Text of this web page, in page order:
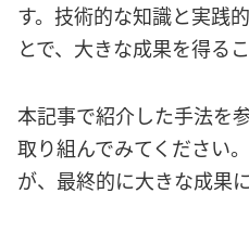
す。技術的な知識と実践
とで、大きな成果を得る
本記事で紹介した手法を
取り組んでみてください
が、最終的に大きな成果